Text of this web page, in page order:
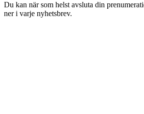
Du kan när som helst avsluta din
ner i varje nyhetsbrev.